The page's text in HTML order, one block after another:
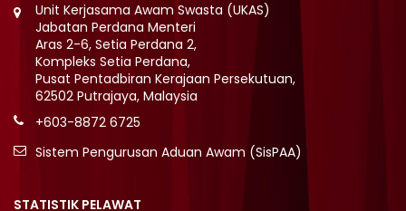
Unit Kerjasama Awam Swasta (UKAS)
Jabatan Perdana Menteri
Aras 2-6, Setia Perdana 2,
Kompleks Setia Perdana,
Pusat Pentadbiran Kerajaan Persekutuan,
62502 Putrajaya, Malaysia
+603-8872 6725
Sistem Pengurusan Aduan Awam (SisPAA)
STATISTIK PELAWAT